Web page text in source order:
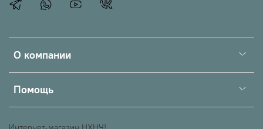
О компании
Помощь